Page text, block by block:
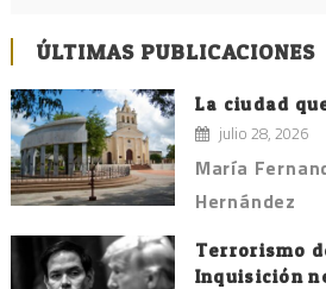
ÚLTIMAS PUBLICACIONES
La ciudad
julio 28, 2026
María
Hernández
Terrorismo
Inquisición